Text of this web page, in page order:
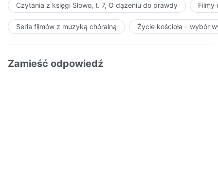
Czytania z księgi Słowo, t. 7, O dążeniu do prawdy Filmy
Seria filmów z muzyką chóralną Życie kościoła – wybór
Zamieść odpowiedź